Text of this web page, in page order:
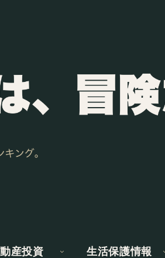
産投資 生活保護情報